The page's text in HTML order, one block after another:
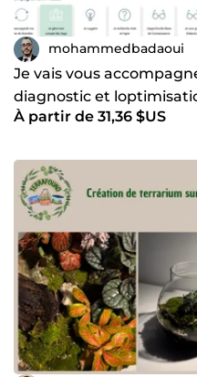
mohammedbadaoui
Je vais vous
diagnostic et
environnement Sage
À partir de 31,36 $US